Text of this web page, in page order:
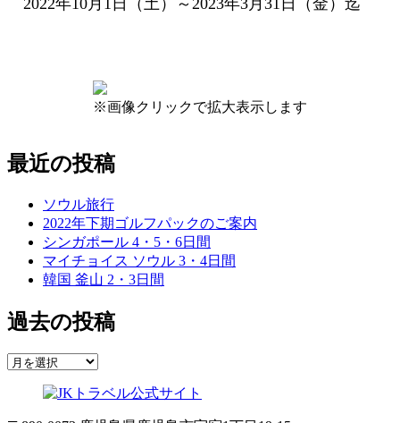
※画像クリックで拡大表示します
最近の投稿
ソウル旅行
2022年下期ゴルフパックのご案内
シンガポール 4・5・6日間
マイチョイス ソウル 3・4日間
韓国 釜山 2・3日間
過去の投稿